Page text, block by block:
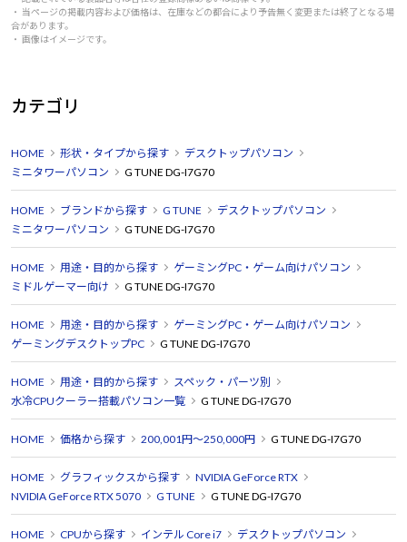
・ 当ページの掲載内容および価格は、在庫などの都合により予告無く変更または終了となる場
合があります。
・ 画像はイメージです。
カテゴリ
HOME 形状・タイプから探す
デスクトップパソコン
ミニタワーパソコン
G TUNE DG-I7G70
HOME ブランドから探す G TUNE
デスクトップパソコン
ミニタワーパソコン
G TUNE DG-I7G70
HOME 用途・目的から探す
ゲーミングPC・ゲーム向けパソコン
ミドルゲーマー向け
G TUNE DG-I7G70
HOME 用途・目的から探す
ゲーミングPC・ゲーム向けパソコン
ゲーミングデスクトップPC
G TUNE DG-I7G70
HOME 用途・目的から探す
スペック・パーツ別
水冷CPUクーラー搭載パソコン一覧
G TUNE DG-I7G70
HOME 価格から探す 200,001円～250,000円 G TUNE DG-I7G70
HOME グラフィックスから探す
NVIDIA GeForce RTX
NVIDIA GeForce RTX 5070
G TUNE G TUNE DG-I7G70
HOME CPUから探す インテル Core i7
デスクトップパソコン